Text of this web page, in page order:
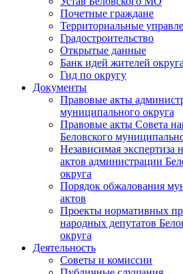
Почетные граждане
Территориальные
Градостроительство
Открытые данные
Банк идей жителей округа
Гид по округу
Документы
Правовые акты
муниципального округа
Правовые акты Совета
Беловского
Независимая
актов администрации
округа
Порядок обжалования
актов
Проекты нормативных
народных депутатов
округа
Деятельность
Советы и комиссии